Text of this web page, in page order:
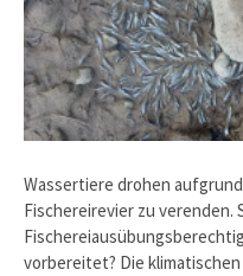
Wassertiere drohen
Fischereirevier zu verenden.
vorbereitet? Die